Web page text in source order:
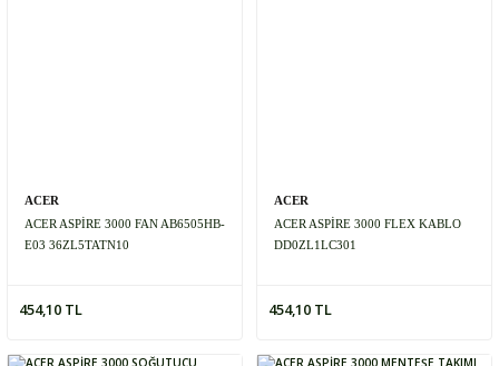
ACER
ACER ASPİRE 3000 FAN AB6505HB-
E03 36ZL5TATN10
454,10 TL
ACER
ACER ASPİRE 3000 FLEX KABLO
DD0ZL1LC301
454,10 TL